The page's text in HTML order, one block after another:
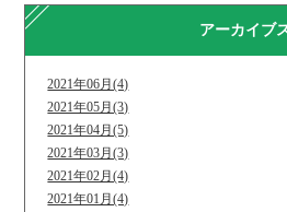
アーカイブ
2021年06月(4)
2021年05月(3)
2021年04月(5)
2021年03月(3)
2021年02月(4)
2021年01月(4)